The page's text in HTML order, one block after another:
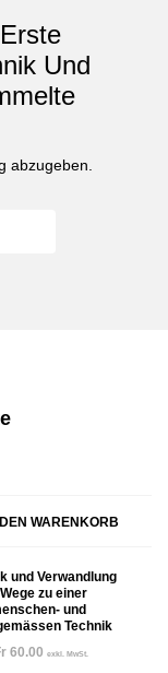
Und
abzugeben.
DEN WARENKORB
und Verwandlung
zu einer
und
Technik
60.00 exkl. MwSt.